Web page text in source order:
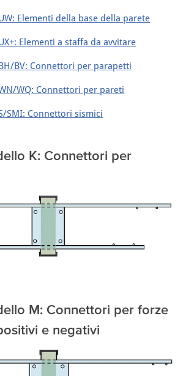
Elementi della base della parete
Elementi a staffa da avvitare
BV: Connettori per parapetti
WQ: Connettori per pareti
SMI: Connettori sismici
K: Connettori per
M: Connettori per forze
e negativi